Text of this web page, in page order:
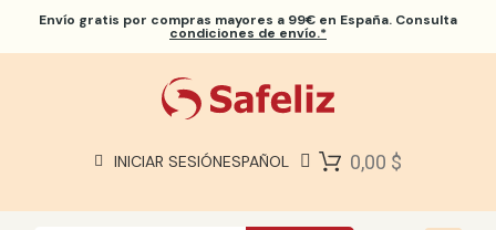
Envío gratis por compras mayores a 99€ en España. Consulta
condiciones de envío.*
INICIAR SESIÓNESPAÑOL 0,00 $